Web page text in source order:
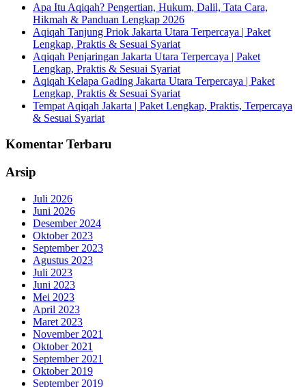
Apa Itu Aqiqah? Pengertian, Hukum, Dalil, Tata Cara,
Hikmah & Panduan Lengkap 2026
Aqiqah Tanjung Priok Jakarta Utara Terpercaya | Paket
Lengkap, Praktis & Sesuai Syariat
Aqiqah Penjaringan Jakarta Utara Terpercaya | Paket
Lengkap, Praktis & Sesuai Syariat
Aqiqah Kelapa Gading Jakarta Utara Terpercaya | Paket
Lengkap, Praktis & Sesuai Syariat
Tempat Aqiqah Jakarta | Paket Lengkap, Praktis, Terpercaya
& Sesuai Syariat
Komentar Terbaru
Arsip
Juli 2026
Juni 2026
Desember 2024
Oktober 2023
September 2023
Agustus 2023
Juli 2023
Juni 2023
Mei 2023
April 2023
Maret 2023
November 2021
Oktober 2021
September 2021
Oktober 2019
September 2019